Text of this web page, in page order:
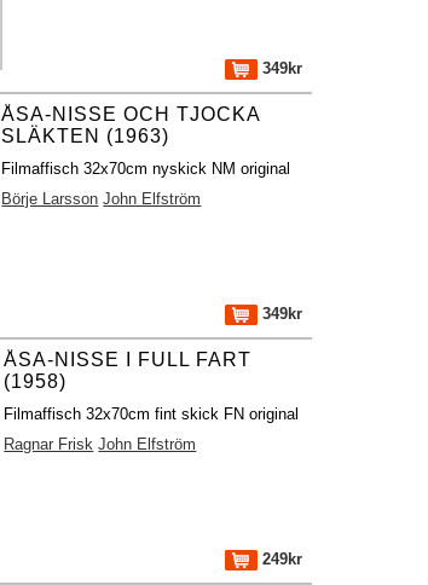
349kr
ÅSA-NISSE OCH TJOCKA
SLÄKTEN (1963)
Filmaffisch 32x70cm nyskick NM original
Börje Larsson John Elfström
349kr
ÅSA-NISSE I FULL FART
(1958)
Filmaffisch 32x70cm fint skick FN original
Ragnar Frisk John Elfström
249kr